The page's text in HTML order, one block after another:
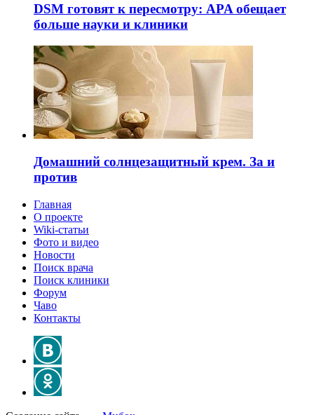
DSM готовят к пересмотру: APA обещает
больше науки и клиники
Домашний солнцезащитный крем. За и
против
Главная
О проекте
Wiki-статьи
Фото и видео
Новости
Поиск врача
Поиск клиники
Форум
Чаво
Контакты